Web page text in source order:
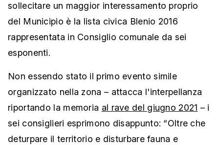
sollecitare un maggior interessamento proprio
del Municipio è la lista civica Blenio 2016
rappresentata in Consiglio comunale da sei
esponenti.
Non essendo stato il primo evento simile
organizzato nella zona – attacca l'interpellanza
riportando la memoria al rave del giugno 2021 – i
sei consiglieri esprimono disappunto: “Oltre che
deturpare il territorio e disturbare fauna e